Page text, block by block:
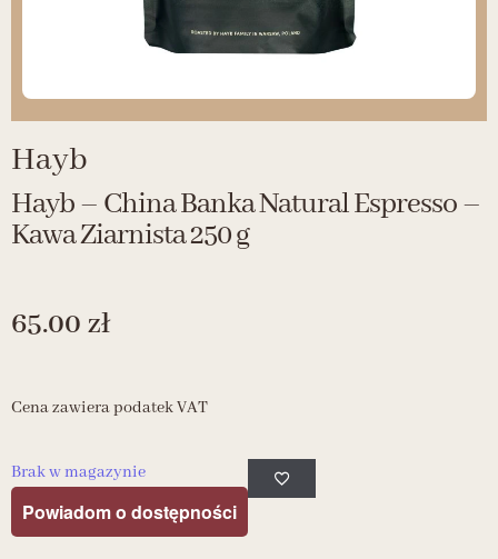
Hayb
Hayb – China Banka Natural Espresso –
Kawa Ziarnista 250 g
65.00 zł
Cena zawiera podatek VAT
Brak w magazynie
Powiadom o dostępności